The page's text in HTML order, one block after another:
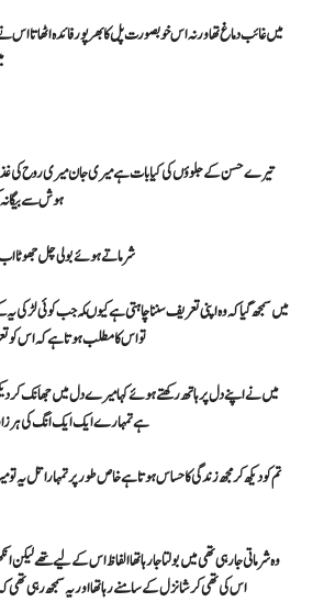
میں غائب دماغ تھا ورنہ اس خوبصورت پل کا بھرپور فائدہ اٹھاتا اس
تیرے حسن کے جلوؤں کی کیا بات ہے میری جان میری روح کی
ہوش سے بیگانہ
شرماتے ہوئے بولی چل جھوٹا
میں سمجھ گیا کہ وہ اپنی تعریف سننا چاہتی ہے کیوںکہ جب کوئی لڑکی
تو اس کا مطلب ہوتا ہے کہ اس
میں نے اپنے دل پر ہاتھ رکھتے ہوئے کہا میرے دل میں جھانک کر
ہے تمہارے ایک ایک انگ کی ہر
تم کو دیکھ کر مجھ زندگی کا حساس ہوتا ہے خاص طور پر تمہارا تل یہ
وہ شرماتی جا رہی تھی میں بولتا جا رہا تھا الفاظ اس کے لیے تھے لیکن
اس کی تھی کر شانزل کے سامنے رہا تھا اور یہ سمجھ رہی